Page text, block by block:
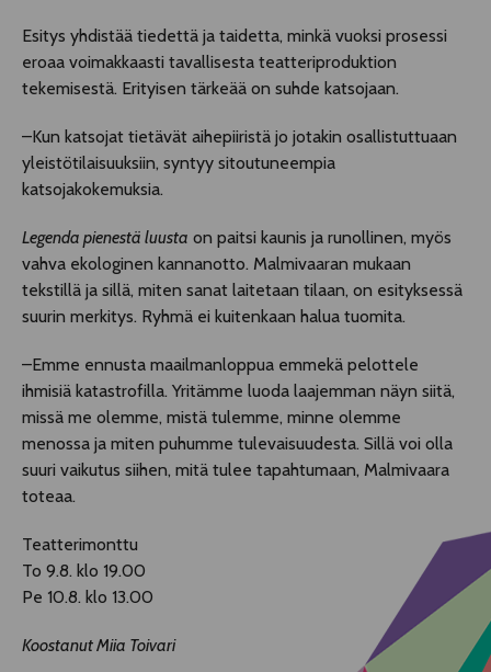
Esitys yhdistää tiedettä ja taidetta, minkä vuoksi prosessi
eroaa voimakkaasti tavallisesta teatteriproduktion
tekemisestä. Erityisen tärkeää on suhde katsojaan.
–Kun katsojat tietävät aihepiiristä jo jotakin osallistuttuaan
yleistötilaisuuksiin, syntyy sitoutuneempia
katsojakokemuksia.
Legenda pienestä luusta on paitsi kaunis ja runollinen, myös
vahva ekologinen kannanotto. Malmivaaran mukaan
tekstillä ja sillä, miten sanat laitetaan tilaan, on esityksessä
suurin merkitys. Ryhmä ei kuitenkaan halua tuomita.
–Emme ennusta maailmanloppua emmekä pelottele
ihmisiä katastrofilla. Yritämme luoda laajemman näyn siitä,
missä me olemme, mistä tulemme, minne olemme
menossa ja miten puhumme tulevaisuudesta. Sillä voi olla
suuri vaikutus siihen, mitä tulee tapahtumaan, Malmivaara
toteaa.
Teatterimonttu
To 9.8. klo 19.00
Pe 10.8. klo 13.00
Koostanut Miia Toivari